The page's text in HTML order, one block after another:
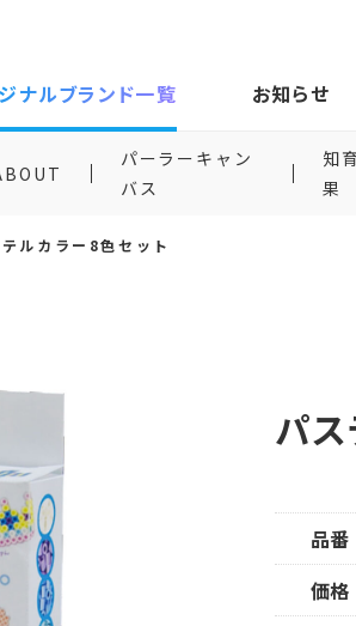
ナルブランド一覧 お知らせ
パーラーキャン
バス
知
果
ルカラー8色セット
パ
品番
価格